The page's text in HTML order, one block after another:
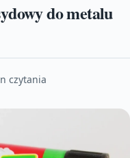
do metalu
czytania